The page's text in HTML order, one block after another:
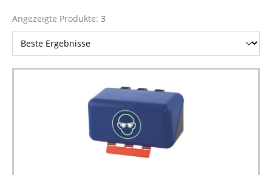
Angezeigte Produkte: 3